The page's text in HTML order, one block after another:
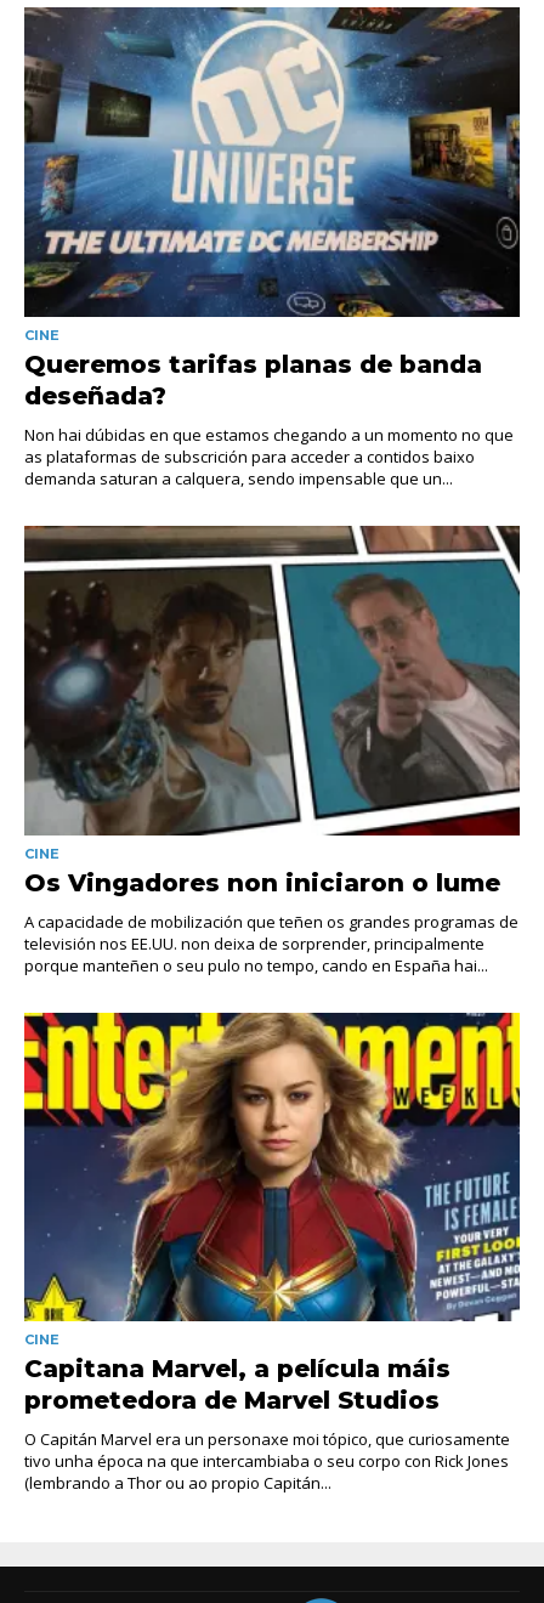
CINE
Queremos tarifas planas de banda
deseñada?
Non hai dúbidas en que estamos chegando a un momento no que
as plataformas de subscrición para acceder a contidos baixo
demanda saturan a calquera, sendo impensable que un...
CINE
Os Vingadores non iniciaron o lume
A capacidade de mobilización que teñen os grandes programas de
televisión nos EE.UU. non deixa de sorprender, principalmente
porque manteñen o seu pulo no tempo, cando en España hai...
CINE
Capitana Marvel, a película máis
prometedora de Marvel Studios
O Capitán Marvel era un personaxe moi tópico, que curiosamente
tivo unha época na que intercambiaba o seu corpo con Rick Jones
(lembrando a Thor ou ao propio Capitán...